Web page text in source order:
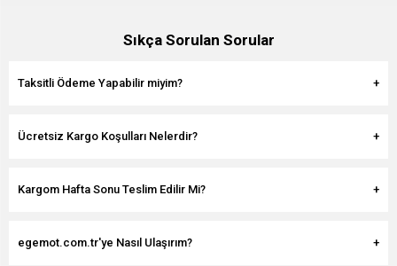
Sıkça Sorulan Sorular
Taksitli Ödeme Yapabilir miyim?
Ücretsiz Kargo Koşulları Nelerdir?
Kargom Hafta Sonu Teslim Edilir Mi?
egemot.com.tr'ye Nasıl Ulaşırım?